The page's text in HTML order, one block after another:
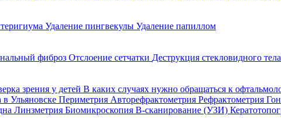
Удаление пингвекулы Удаление папиллом
фиброз Отслоение сетчатки Деструкция стекловидного тела
зрения у детей В каких случаях нужно обращаться к
в Ульяновске Периметрия Авторефрактометрия Рефрактометрия
Линзметрия Биомикроскопия В-сканирование (УЗИ)